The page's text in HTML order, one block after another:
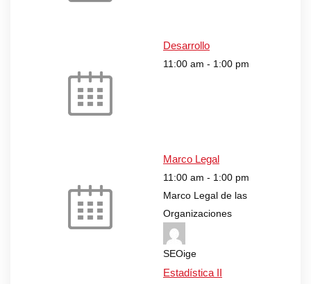
Desarrollo
11:00 am - 1:00 pm
Marco Legal
11:00 am - 1:00 pm
Marco Legal de las
Organizaciones
SEOige
Estadística II